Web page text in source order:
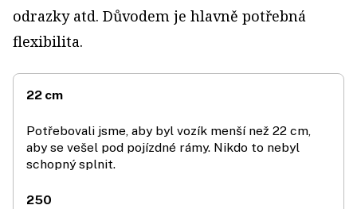
odrazky atd. Důvodem je hlavně potřebná
flexibilita.
22 cm
Potřebovali jsme, aby byl vozík menší než 22 cm,
aby se vešel pod pojízdné rámy. Nikdo to nebyl
schopný splnit.
250